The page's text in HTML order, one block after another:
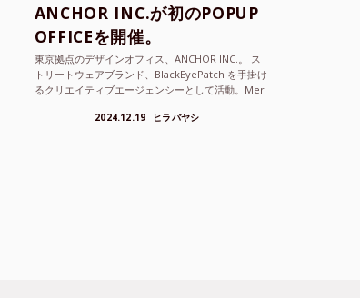
ANCHOR INC.が初のPOPUP
OFFICEを開催。
東京拠点のデザインオフィス、ANCHOR INC.。 ス
トリートウェアブランド、BlackEyePatch を手掛け
るクリエイティブエージェンシーとして活動。Mer
2024.12.19 ヒラバヤシ